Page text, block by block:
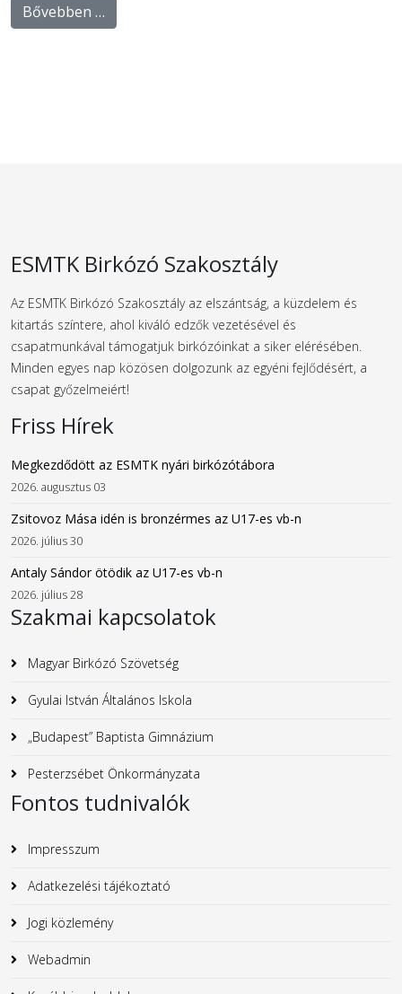
Bővebben …
ESMTK Birkózó Szakosztály
Az ESMTK Birkózó Szakosztály az elszántság, a küzdelem és
kitartás színtere, ahol kiváló edzők vezetésével és
csapatmunkával támogatjuk birkózóinkat a siker elérésében.
Minden egyes nap közösen dolgozunk az egyéni fejlődésért, a
csapat győzelmeiért!
Friss Hírek
Megkezdődött az ESMTK nyári birkózótábora
2026. augusztus 03
Zsitovoz Mása idén is bronzérmes az U17-es vb-n
2026. július 30
Antaly Sándor ötödik az U17-es vb-n
2026. július 28
Szakmai kapcsolatok
Magyar Birkózó Szövetség
Gyulai István Általános Iskola
„Budapest” Baptista Gimnázium
Pesterzsébet Önkormányzata
Fontos tudnivalók
Impresszum
Adatkezelési tájékoztató
Jogi közlemény
Webadmin